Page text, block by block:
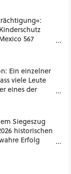
[Best of
567
Ein einzelner
viele Leute
eines der
Siegeszug
historischen
Erfolg